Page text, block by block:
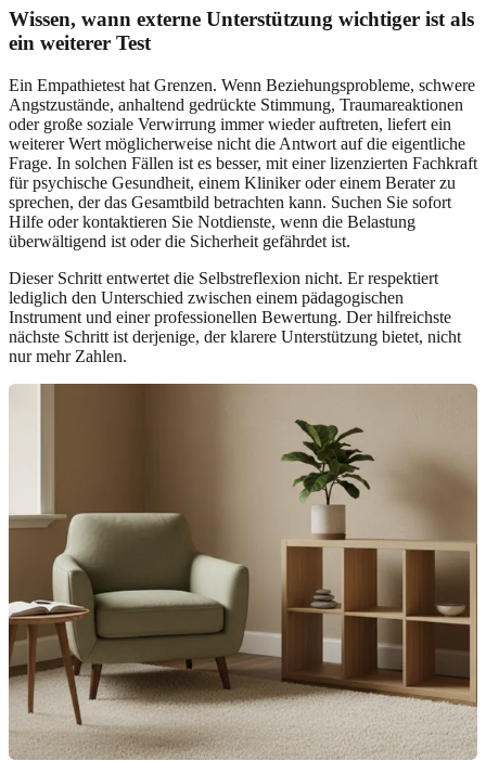
Wissen, wann externe Unterstützung wichtiger ist als
ein weiterer Test
Ein Empathietest hat Grenzen. Wenn Beziehungsprobleme, schwere
Angstzustände, anhaltend gedrückte Stimmung, Traumareaktionen
oder große soziale Verwirrung immer wieder auftreten, liefert ein
weiterer Wert möglicherweise nicht die Antwort auf die eigentliche
Frage. In solchen Fällen ist es besser, mit einer lizenzierten Fachkraft
für psychische Gesundheit, einem Kliniker oder einem Berater zu
sprechen, der das Gesamtbild betrachten kann. Suchen Sie sofort
Hilfe oder kontaktieren Sie Notdienste, wenn die Belastung
überwältigend ist oder die Sicherheit gefährdet ist.
Dieser Schritt entwertet die Selbstreflexion nicht. Er respektiert
lediglich den Unterschied zwischen einem pädagogischen
Instrument und einer professionellen Bewertung. Der hilfreichste
nächste Schritt ist derjenige, der klarere Unterstützung bietet, nicht
nur mehr Zahlen.